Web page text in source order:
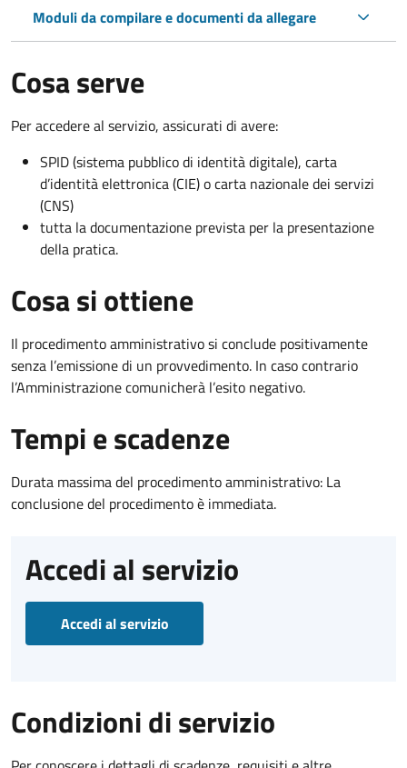
Moduli da compilare e documenti da allegare
Cosa serve
Per accedere al servizio, assicurati di avere:
SPID (sistema pubblico di identità digitale), carta
d’identità elettronica (CIE) o carta nazionale dei servizi
(CNS)
tutta la documentazione prevista per la presentazione
della pratica.
Cosa si ottiene
Il procedimento amministrativo si conclude positivamente
senza l’emissione di un provvedimento. In caso contrario
l’Amministrazione comunicherà l’esito negativo.
Tempi e scadenze
Durata massima del procedimento amministrativo: La
conclusione del procedimento è immediata.
Accedi al servizio
Accedi al servizio
Condizioni di servizio